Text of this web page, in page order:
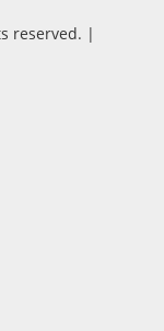
reserved. |